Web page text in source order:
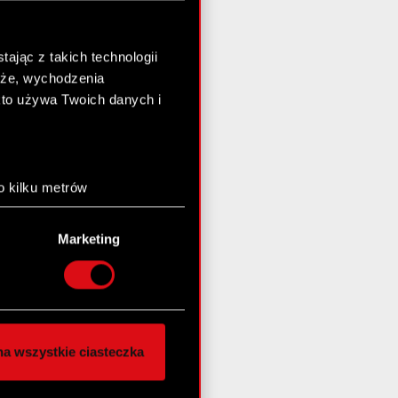
z takich technologii
wychodzenia
używa Twoich danych i
kilku metrów
(fingerprinting,
preferencje w
chwili.
i
innymi danymi
z naszej witryny,
Marketing
wszystkie ciasteczka